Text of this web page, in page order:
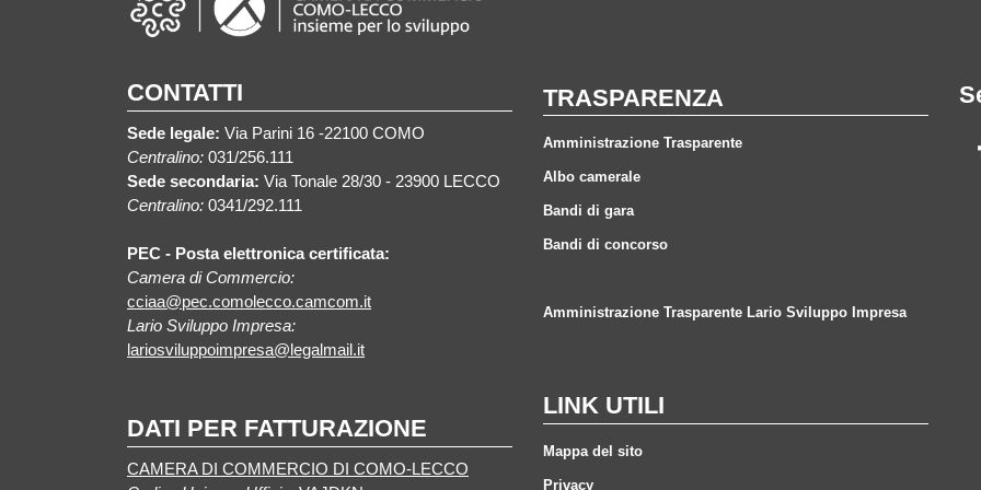
CONTATTI
Sede legale: Via Parini 16 -22100 COMO
Centralino: 031/256.111
Sede secondaria: Via Tonale 28/30 - 23900 LECCO
Centralino: 0341/292.111
PEC - Posta elettronica certificata:
Camera di Commercio:
cciaa@pec.comolecco.camcom.it
Lario Sviluppo Impresa:
lariosviluppoimpresa@legalmail.it
DATI PER FATTURAZIONE
CAMERA DI COMMERCIO DI COMO-LECCO
TRASPARENZA
Amministrazione Trasparente
Albo camerale
Bandi di gara
Bandi di concorso
Amministrazione Trasparente Lario Sviluppo Impresa
LINK UTILI
Mappa del sito
Privacy